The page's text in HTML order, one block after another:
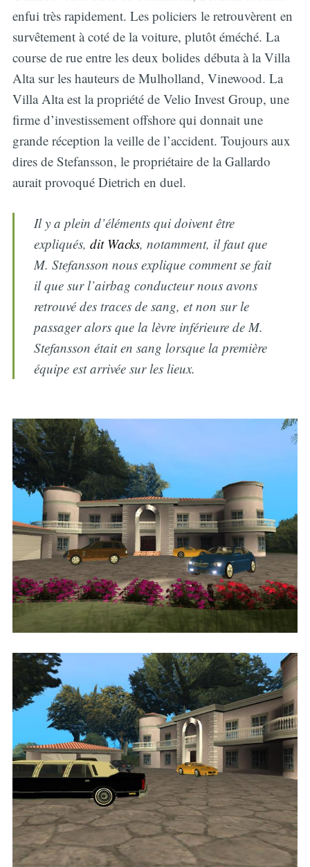
enfui très rapidement. Les policiers le retrouvèrent en
survêtement à coté de la voiture, plutôt éméché. La
course de rue entre les deux bolides débuta à la Villa
Alta sur les hauteurs de Mulholland, Vinewood. La
Villa Alta est la propriété de Velio Invest Group, une
firme d’investissement offshore qui donnait une
grande réception la veille de l’accident. Toujours aux
dires de Stefansson, le propriétaire de la Gallardo
aurait provoqué Dietrich en duel.
Il y a plein d’éléments qui doivent être
expliqués,dit Wacks, notamment, il faut que
M. Stefansson nous explique comment se fait
il que sur l’airbag conducteur nous avons
retrouvé des traces de sang, et non sur le
passager alors que la lèvre inférieure de M.
Stefansson était en sang lorsque la première
équipe est arrivée sur les lieux.